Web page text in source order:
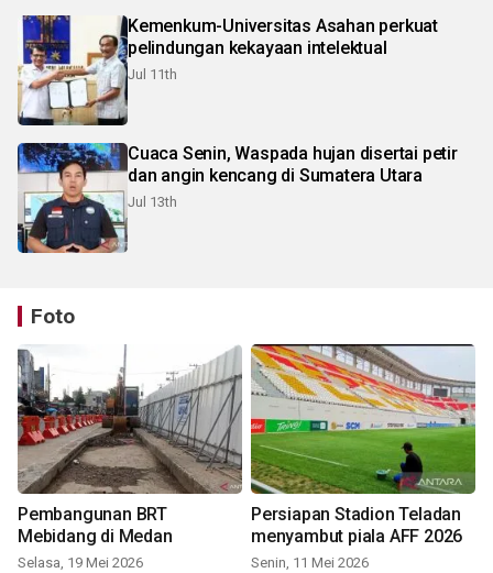
Kemenkum-Universitas Asahan perkuat
pelindungan kekayaan intelektual
Jul 11th
Cuaca Senin, Waspada hujan disertai petir
dan angin kencang di Sumatera Utara
Jul 13th
Foto
Pembangunan BRT
Mebidang di Medan
Selasa, 19 Mei 2026
Persiapan Stadion Teladan
menyambut piala AFF 2026
Senin, 11 Mei 2026